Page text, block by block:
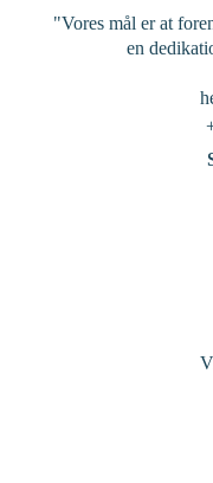
"Vores mål er at
en